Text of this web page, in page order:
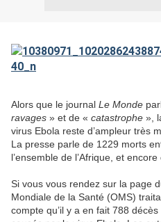
Alors que le journal Le Monde
ravages » et de « catastrophe »,
virus Ebola reste d’ampleur très
La presse parle de 1229 morts
l’ensemble de l’Afrique, et
Si vous vous rendez sur la page
Mondiale de la Santé (OMS)
compte qu’il y a en fait 788